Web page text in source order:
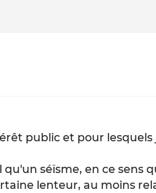
public et pour lesquels
séïsme, en ce sens
lenteur, au moins